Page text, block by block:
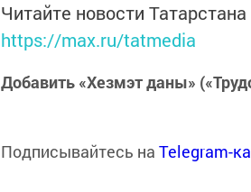
Читайте новости
https://max.ru/tatmedia
Добавить «Хезмэт даны»
Подписывайтесь на Telegram-